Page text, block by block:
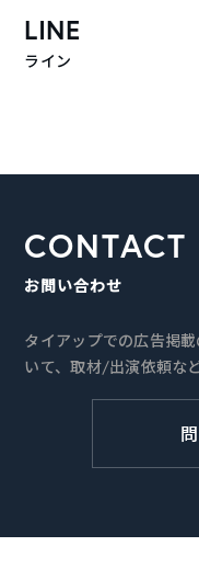
LINE
ライン
CONTACT
お問い合わせ
タイアップでの広告掲
いて、取材/出演依頼な